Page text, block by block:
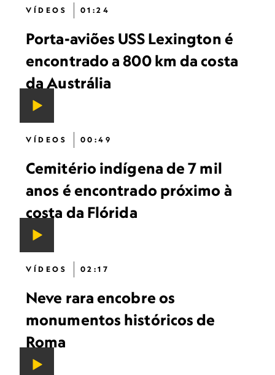
VÍDEOS 01:24
Porta-aviões USS Lexington é
encontrado a 800 km da costa
da Austrália
VÍDEOS 00:49
Cemitério indígena de 7 mil
anos é encontrado próximo à
costa da Flórida
VÍDEOS 02:17
Neve rara encobre os
monumentos históricos de
Roma